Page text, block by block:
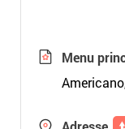
Menu